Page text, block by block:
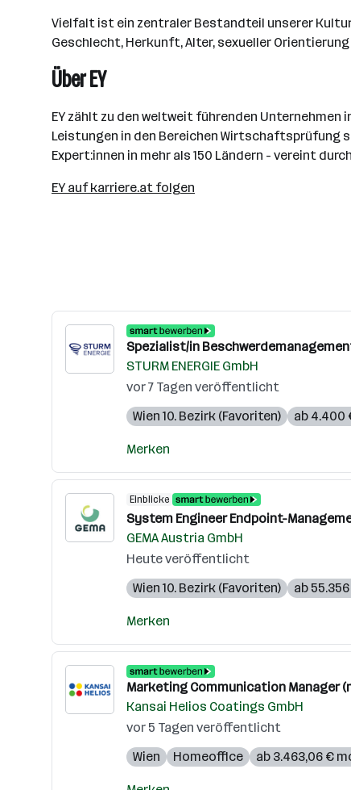
Vielfalt ist ein zentraler Bestandteil unserer
Geschlecht, Herkunft, Alter, sexueller
Über EY
EY zählt zu den weltweit führenden
Leistungen in den Bereichen Wirtschaftsprüfung
Expert:innen in mehr als 150 Ländern - vereint
EY auf karriere.at folgen
Spezialist/in
STURM ENERGIE GmbH
vor 7 Tagen veröffentlicht
Wien 10. Bezirk (Favoriten)
ab 4.400
Merken
Einblicke
System Engineer Endpoint-
GEMA Austria GmbH
Heute veröffentlicht
Wien 10. Bezirk (Favoriten)
ab
Merken
Marketing Communication Manager
Kansai Helios Coatings GmbH
vor 5 Tagen veröffentlicht
Wien
Homeoffice ab 3.463,06 €